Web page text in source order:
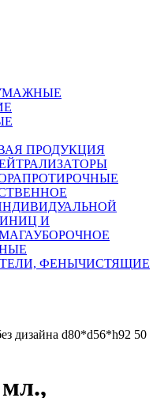
ПРОДУКЦИЯ
ПРОТИРОЧНЫЕ
И
УБОРОЧНОЕ
ФЕНЫЧИСТЯЩИЕ
дизайна d80*d56*h92 50